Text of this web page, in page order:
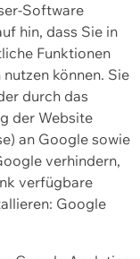
Software
hin, dass Sie in
Funktionen
können. Sie
durch das
der Website
an Google sowie
verhindern,
verfügbare
Google